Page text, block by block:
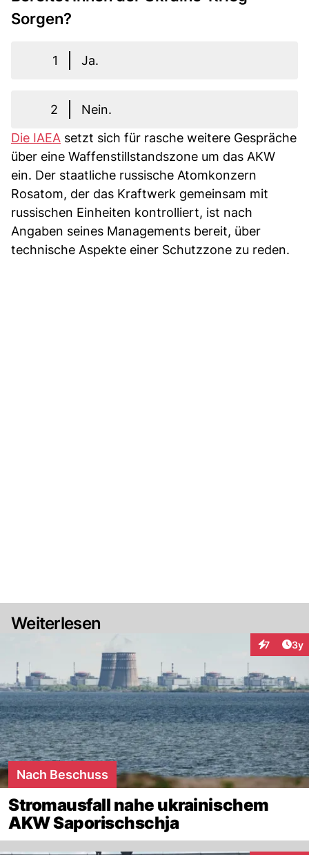
Sorgen?
1 Ja.
2
Nein.
Die IAEA setzt sich für rasche weitere Gespräche
über eine Waffenstillstandszone um das AKW
ein. Der staatliche russische Atomkonzern
Rosatom, der das Kraftwerk gemeinsam mit
russischen Einheiten kontrolliert, ist nach
Angaben seines Managements bereit, über
technische Aspekte einer Schutzzone zu reden.
Weiterlesen
7 3y
Nach Beschuss
Stromausfall nahe ukrainischem
AKW Saporischschja